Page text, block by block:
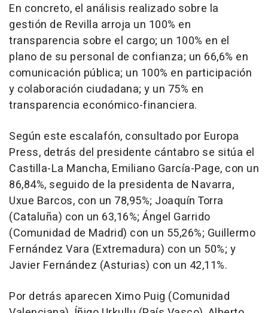
En concreto, el análisis realizado sobre la
gestión de Revilla arroja un 100% en
transparencia sobre el cargo; un 100% en el
plano de su personal de confianza; un 66,6% en
comunicación pública; un 100% en participación
y colaboración ciudadana; y un 75% en
transparencia económico-financiera.
Según este escalafón, consultado por Europa
Press, detrás del presidente cántabro se sitúa el
Castilla-La Mancha, Emiliano García-Page, con un
86,84%, seguido de la presidenta de Navarra,
Uxue Barcos, con un 78,95%; Joaquín Torra
(Cataluña) con un 63,16%; Ángel Garrido
(Comunidad de Madrid) con un 55,26%; Guillermo
Fernández Vara (Extremadura) con un 50%; y
Javier Fernández (Asturias) con un 42,11%.
Por detrás aparecen Ximo Puig (Comunidad